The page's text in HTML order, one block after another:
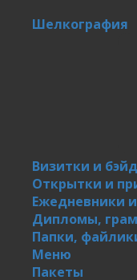
Шелкография
Визитки и
Открытки и
Ежедневники
Дипломы,
Папки,
Меню
Пакеты